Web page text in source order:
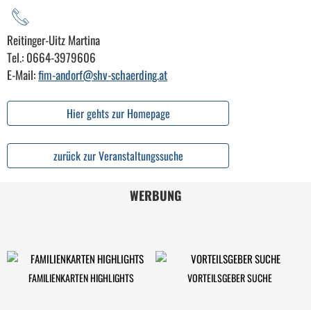
Reitinger-Uitz Martina
Tel.: 0664-3979606
E-Mail:fim-andorf@shv-schaerding.at
Hier gehts zur Homepage
zurück zur Veranstaltungssuche
WERBUNG
FAMILIENKARTEN HIGHLIGHTS VORTEILSGEBER SUCHE